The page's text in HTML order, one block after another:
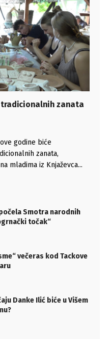
tradicionalnih zanata
godine biće
zanata,
mladima iz Knjaževca...
Smotra narodnih
točak“
večeras kod Tackove
Danke Ilić biće u Višem